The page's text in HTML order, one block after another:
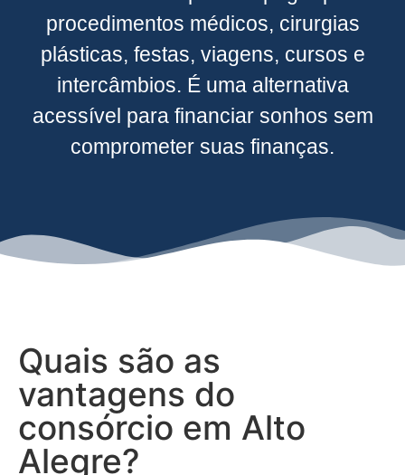
procedimentos médicos, cirurgias
plásticas, festas, viagens, cursos e
intercâmbios. É uma alternativa
acessível para financiar sonhos sem
comprometer suas finanças.
Quais são as
vantagens do
consórcio em Alto
Alegre?